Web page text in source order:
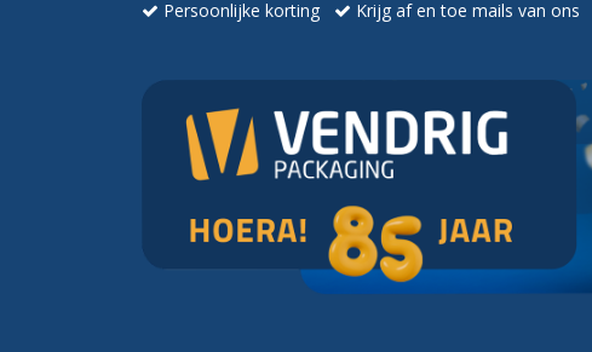
Persoonlijke korting Krijg af en toe mails van ons